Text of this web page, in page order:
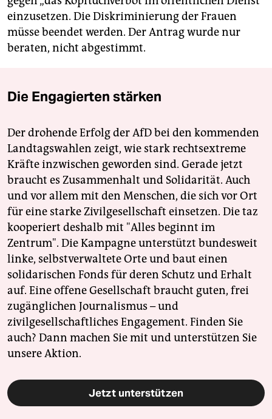
einzusetzen. Die Diskriminierung der Frauen
müsse beendet werden. Der Antrag wurde nur
beraten, nicht abgestimmt.
Die Engagierten stärken
Der drohende Erfolg der AfD bei den kommenden
Landtagswahlen zeigt, wie stark rechtsextreme
Kräfte inzwischen geworden sind. Gerade jetzt
braucht es Zusammenhalt und Solidarität. Auch
und vor allem mit den Menschen, die sich vor Ort
für eine starke Zivilgesellschaft einsetzen. Die taz
kooperiert deshalb mit "Alles beginnt im
Zentrum". Die Kampagne unterstützt bundesweit
linke, selbstverwaltete Orte und baut einen
solidarischen Fonds für deren Schutz und Erhalt
auf. Eine offene Gesellschaft braucht guten, frei
zugänglichen Journalismus – und
zivilgesellschaftliches Engagement. Finden Sie
auch? Dann machen Sie mit und unterstützen Sie
unsere Aktion.
Jetzt unterstützen